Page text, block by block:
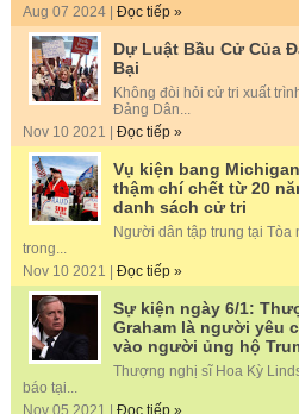
Aug 07 2024 | Đọc tiếp »
Dự Luật Bầu Cử Của
Bại
Không đòi hỏi cử tri xuất
Đảng Dân...
Nov 10 2021 | Đọc tiếp »
Vụ kiện bang
thậm chí chết từ 20
danh sách cử tri
Người dân tập trung tại Tòa
trong...
Nov 10 2021 | Đọc tiếp »
Sự kiện ngày 6/1:
Graham là người yêu
vào người ủng hộ
Thượng nghị sĩ Hoa Kỳ
báo tại...
Nov 05 2021 | Đọc tiếp »